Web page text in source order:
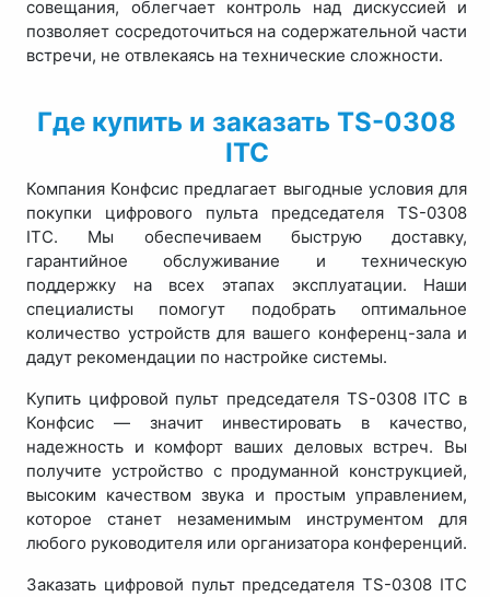
совещания, облегчает контроль над дискуссией и
позволяет сосредоточиться на содержательной части
встречи, не отвлекаясь на технические сложности.
Где купить и заказать TS-0308
ITC
Компания Конфсис предлагает выгодные условия для
покупки цифрового пульта председателя TS-0308
ITC. Мы обеспечиваем быструю доставку,
гарантийное обслуживание и техническую
поддержку на всех этапах эксплуатации. Наши
специалисты помогут подобрать оптимальное
количество устройств для вашего конференц-зала и
дадут рекомендации по настройке системы.
Купить цифровой пульт председателя TS-0308 ITC в
Конфсис — значит инвестировать в качество,
надежность и комфорт ваших деловых встреч. Вы
получите устройство с продуманной конструкцией,
высоким качеством звука и простым управлением,
которое станет незаменимым инструментом для
любого руководителя или организатора конференций.
Заказать цифровой пульт председателя TS-0308 ITC